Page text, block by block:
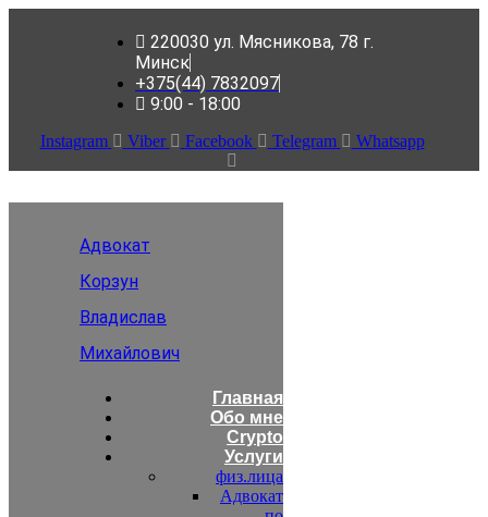
220030 ул. Мясникова, 78 г.
Минск
+375(44) 7832097
9:00 - 18:00
Instagram Viber Facebook Telegram Whatsapp
Адвокат
Корзун
Владислав
Михайлович
Главная
Обо мне
Crypto
Услуги
физ.лица
Адвокат